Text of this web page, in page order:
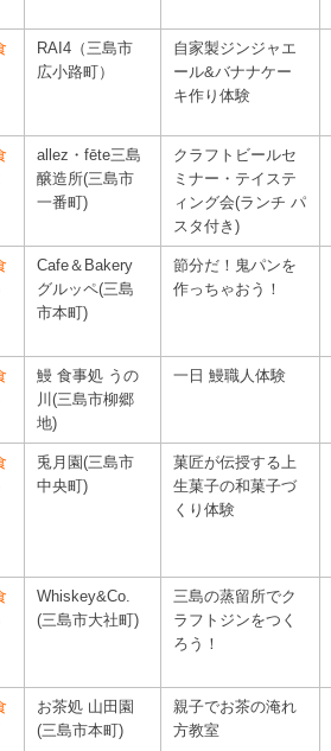
RAI4（三島市
広小路町）
自家製ジンジャエ
ール&バナナケー
キ作り体験
allez・fēte三島
醸造所(三島市
一番町)
クラフトビールセ
ミナー・テイステ
ィング会(ランチ パ
スタ付き)
Cafe＆Bakery
グルッペ(三島
市本町)
節分だ！鬼パンを
作っちゃおう！
鰻 食事処 うの
川(三島市柳郷
地)
一日 鰻職人体験
兎月園(三島市
中央町)
菓匠が伝授する上
生菓子の和菓子づ
くり体験
Whiskey&Co.
(三島市大社町)
三島の蒸留所でク
ラフトジンをつく
ろう！
お茶処 山田園
(三島市本町)
親子でお茶の淹れ
方教室